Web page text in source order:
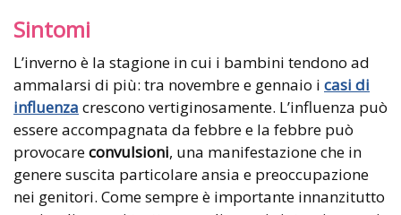
Sintomi
L’inverno è la stagione in cui i bambini tendono ad
ammalarsi di più: tra novembre e gennaio i casi di
influenza crescono vertiginosamente. L’influenza può
essere accompagnata da febbre e la febbre può
provocareconvulsioni, una manifestazione che in
genere suscita particolare ansia e preoccupazione
nei genitori. Come sempre è importante innanzitutto